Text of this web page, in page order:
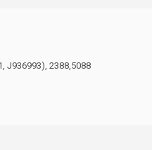
J936993), 2388,5088